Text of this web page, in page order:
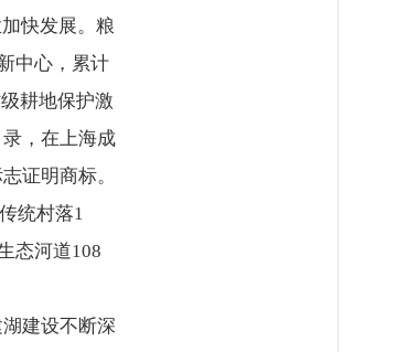
快发展。粮
中心，累计
耕地保护激
，在上海成
证明商标。
统村落1
态河道108
建设不断深